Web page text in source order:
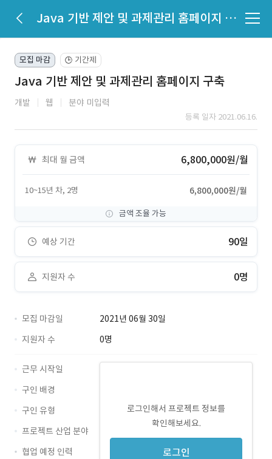
Java 기반 제안 및 과제관리 홈페이지 구축
모집 마감 🕒 기간제
Java 기반 제안 및 과제관리 홈페이지 구축
개발 웹 분야 미입력
등록 일자 2021.06.16.
최대 월 금액 6,800,000원/월
10~15년 차, 2명 6,800,000원/월
금액 조율 가능
예상 기간 90일
지원자 수 0명
모집 마감일
2021년 06월 30일
지원자 수
0명
로그인해서 프로젝트 정보를
확인해보세요.
로그인
근무 시작일
구인 배경
구인 유형
프로젝트 산업 분야
협업 예정 인력